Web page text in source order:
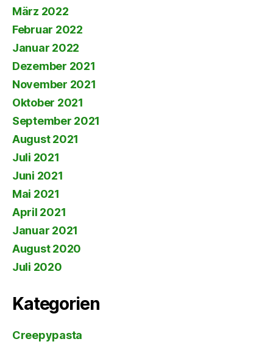
März 2022
Februar 2022
Januar 2022
Dezember 2021
November 2021
Oktober 2021
September 2021
August 2021
Juli 2021
Juni 2021
Mai 2021
April 2021
Januar 2021
August 2020
Juli 2020
Kategorien
Creepypasta